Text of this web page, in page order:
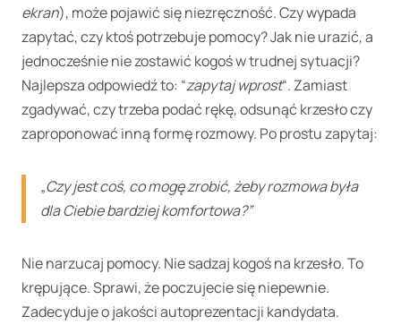
ekran), może pojawić się niezręczność. Czy wypada
zapytać, czy ktoś potrzebuje pomocy? Jak nie urazić, a
jednocześnie nie zostawić kogoś w trudnej sytuacji?
Najlepsza odpowiedź to: “zapytaj wprost“. Zamiast
zgadywać, czy trzeba podać rękę, odsunąć krzesło czy
zaproponować inną formę rozmowy. Po prostu zapytaj:
„Czy jest coś, co mogę zrobić, żeby rozmowa była
dla Ciebie bardziej komfortowa?”
Nie narzucaj pomocy. Nie sadzaj kogoś na krzesło. To
krępujące. Sprawi, że poczujecie się niepewnie.
Zadecyduje o jakości autoprezentacji kandydata.